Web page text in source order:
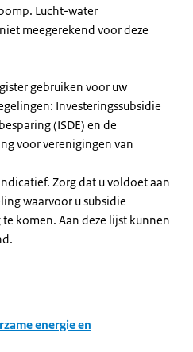
Lucht-water
meegerekend voor deze
gebruiken voor uw
Investeringssubsidie
(ISDE) en de
voor verenigingen van
Zorg dat u voldoet aan
waarvoor u subsidie
komen. Aan deze lijst kunnen
energie en